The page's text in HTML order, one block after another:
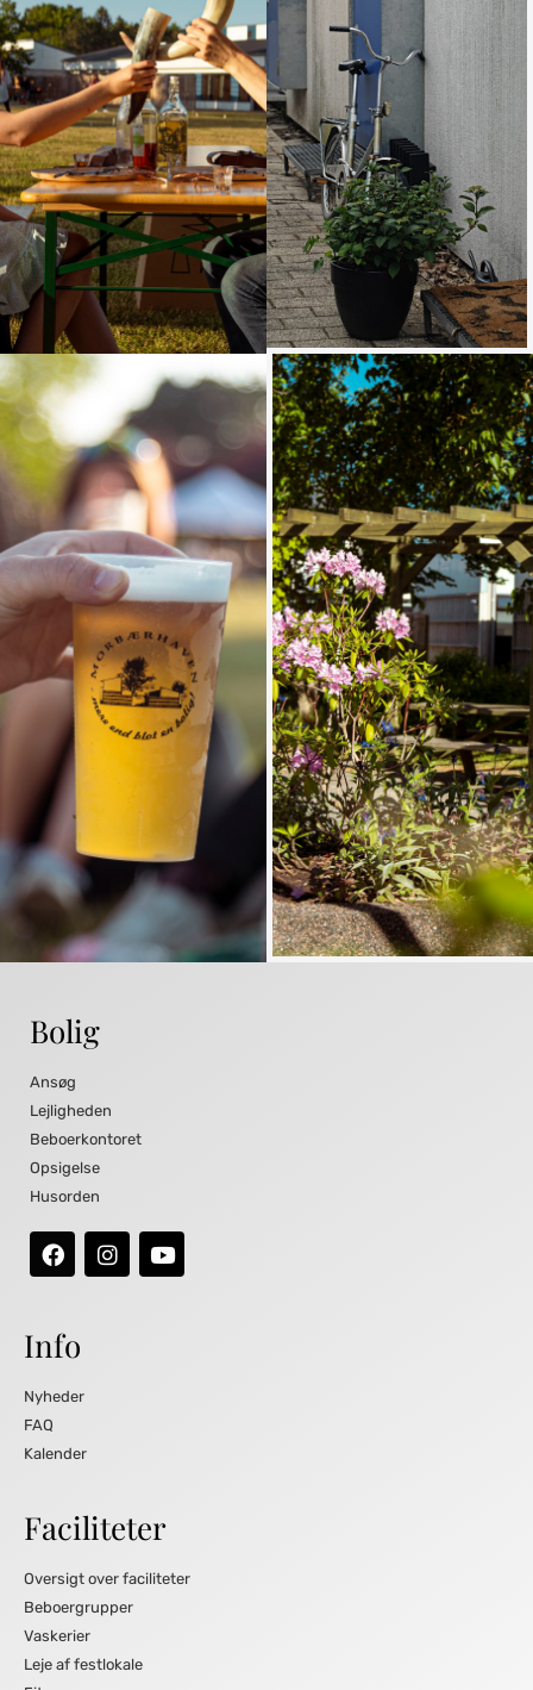
Bolig
Ansøg
Lejligheden
Beboerkontoret
Opsigelse
Husorden
Info
Nyheder
FAQ
Kalender
Faciliteter
Oversigt over faciliteter
Beboergrupper
Vaskerier
Leje af festlokale